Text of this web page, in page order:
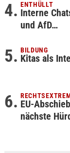
ENTHÜLLT
Interne
und AfD…
BILDUNG
Kitas als
EU-
nächste